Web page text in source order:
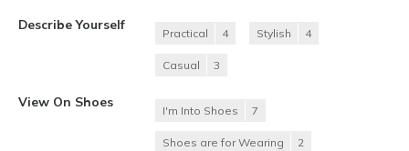
Describe Yourself
Practical 4 Stylish 4
Casual 3
View On Shoes
I'm Into Shoes 7
Shoes are for Wearing 2